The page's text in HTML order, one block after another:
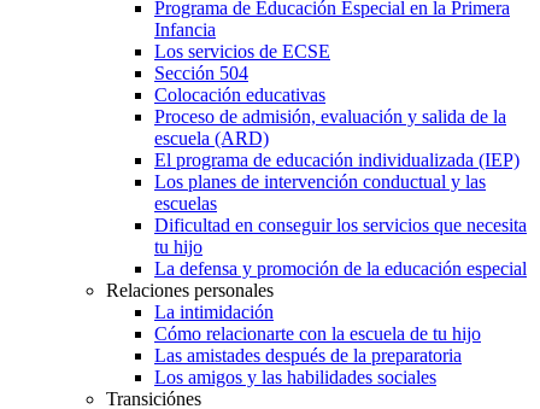
Programa de Educación Especial en la Primera
Infancia
Los servicios de ECSE
Sección 504
Colocación educativas
Proceso de admisión, evaluación y salida de la
escuela (ARD)
El programa de educación individualizada (IEP)
Los planes de intervención conductual y las
escuelas
Dificultad en conseguir los servicios que necesita
tu hijo
La defensa y promoción de la educación especial
Relaciones personales
La intimidación
Cómo relacionarte con la escuela de tu hijo
Las amistades después de la preparatoria
Los amigos y las habilidades sociales
Transiciónes